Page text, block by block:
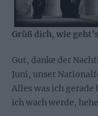
Grüß dich, wie
Gut, danke der
Juni, unser
Alles was ich gerade
ich wach werde,